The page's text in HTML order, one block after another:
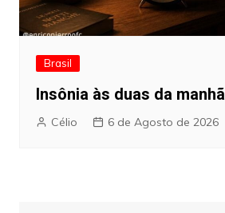
Brasil
Insônia às duas da manhã
Célio 6 de Agosto de 2026